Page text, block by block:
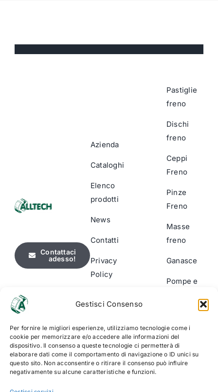
Gestisci Consenso
Per fornire le migliori esperienze, utilizziamo tecnologie come i
cookie per memorizzare e/o accedere alle informazioni del
dispositivo. Il consenso a queste tecnologie ci permetterà di
elaborare dati come il comportamento di navigazione o ID unici su
questo sito. Non acconsentire o ritirare il consenso può influire
negativamente su alcune caratteristiche e funzioni.
Contattaci
adesso!
Azienda
Cataloghi
Elenco
prodotti
News
Contatti
Privacy
Policy
Policy
Pastiglie
freno
Dischi
freno
Ceppi
Freno
Pinze
Freno
Masse
freno
Ganasce
Pompe e
usura
Accessori
& Kit di